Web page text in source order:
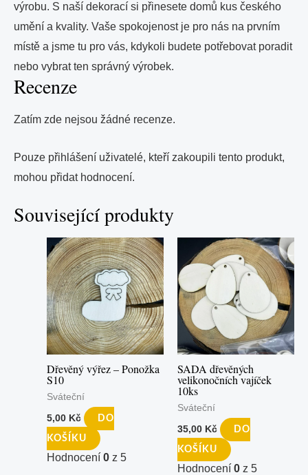
výrobu. S naší dekorací si přinesete domů kus českého
umění a kvality. Vaše spokojenost je pro nás na prvním
místě a jsme tu pro vás, kdykoli budete potřebovat poradit
nebo vybrat ten správný výrobek.
Recenze
Zatím zde nejsou žádné recenze.
Pouze přihlášení uživatelé, kteří zakoupili tento produkt,
mohou přidat hodnocení.
Související produkty
Dřevěný výřez – Ponožka
S10
Sváteční
5,00 Kč DO
KOŠÍKU
Hodnocení 0 z 5
SADA dřevěných
velikonočních vajíček
10ks
Sváteční
35,00 Kč DO
KOŠÍKU
Hodnocení 0 z 5